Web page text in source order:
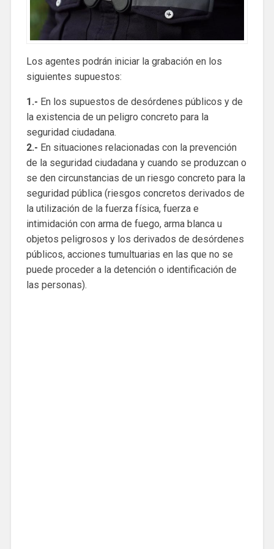
Los agentes podrán iniciar la grabación en los
siguientes supuestos:
1.- En los supuestos de desórdenes públicos y de
la existencia de un peligro concreto para la
seguridad ciudadana.
2.- En situaciones relacionadas con la prevención
de la seguridad ciudadana y cuando se produzcan o
se den circunstancias de un riesgo concreto para la
seguridad pública (riesgos concretos derivados de
la utilización de la fuerza física, fuerza e
intimidación con arma de fuego, arma blanca u
objetos peligrosos y los derivados de desórdenes
públicos, acciones tumultuarias en las que no se
puede proceder a la detención o identificación de
las personas).